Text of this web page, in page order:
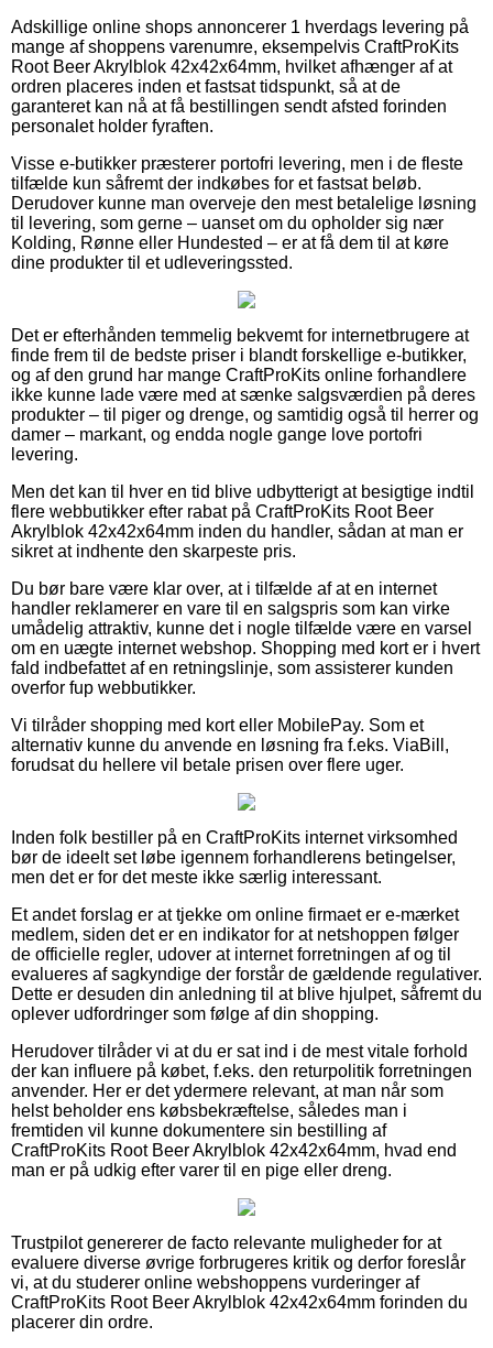
Adskillige online shops annoncerer 1 hverdags levering på
mange af shoppens varenumre, eksempelvis CraftProKits
Root Beer Akrylblok 42x42x64mm, hvilket afhænger af at
ordren placeres inden et fastsat tidspunkt, så at de
garanteret kan nå at få bestillingen sendt afsted forinden
personalet holder fyraften.
Visse e-butikker præsterer portofri levering, men i de fleste
tilfælde kun såfremt der indkøbes for et fastsat beløb.
Derudover kunne man overveje den mest betalelige løsning
til levering, som gerne – uanset om du opholder sig nær
Kolding, Rønne eller Hundested – er at få dem til at køre
dine produkter til et udleveringssted.
Det er efterhånden temmelig bekvemt for internetbrugere at
finde frem til de bedste priser i blandt forskellige e-butikker,
og af den grund har mange CraftProKits online forhandlere
ikke kunne lade være med at sænke salgsværdien på deres
produkter – til piger og drenge, og samtidig også til herrer og
damer – markant, og endda nogle gange love portofri
levering.
Men det kan til hver en tid blive udbytterigt at besigtige indtil
flere webbutikker efter rabat på CraftProKits Root Beer
Akrylblok 42x42x64mm inden du handler, sådan at man er
sikret at indhente den skarpeste pris.
Du bør bare være klar over, at i tilfælde af at en internet
handler reklamerer en vare til en salgspris som kan virke
umådelig attraktiv, kunne det i nogle tilfælde være en varsel
om en uægte internet webshop. Shopping med kort er i hvert
fald indbefattet af en retningslinje, som assisterer kunden
overfor fup webbutikker.
Vi tilråder shopping med kort eller MobilePay. Som et
alternativ kunne du anvende en løsning fra f.eks. ViaBill,
forudsat du hellere vil betale prisen over flere uger.
Inden folk bestiller på en CraftProKits internet virksomhed
bør de ideelt set løbe igennem forhandlerens betingelser,
men det er for det meste ikke særlig interessant.
Et andet forslag er at tjekke om online firmaet er e-mærket
medlem, siden det er en indikator for at netshoppen følger
de officielle regler, udover at internet forretningen af og til
evalueres af sagkyndige der forstår de gældende regulativer.
Dette er desuden din anledning til at blive hjulpet, såfremt du
oplever udfordringer som følge af din shopping.
Herudover tilråder vi at du er sat ind i de mest vitale forhold
der kan influere på købet, f.eks. den returpolitik forretningen
anvender. Her er det ydermere relevant, at man når som
helst beholder ens købsbekræftelse, således man i
fremtiden vil kunne dokumentere sin bestilling af
CraftProKits Root Beer Akrylblok 42x42x64mm, hvad end
man er på udkig efter varer til en pige eller dreng.
Trustpilot genererer de facto relevante muligheder for at
evaluere diverse øvrige forbrugeres kritik og derfor foreslår
vi, at du studerer online webshoppens vurderinger af
CraftProKits Root Beer Akrylblok 42x42x64mm forinden du
placerer din ordre.